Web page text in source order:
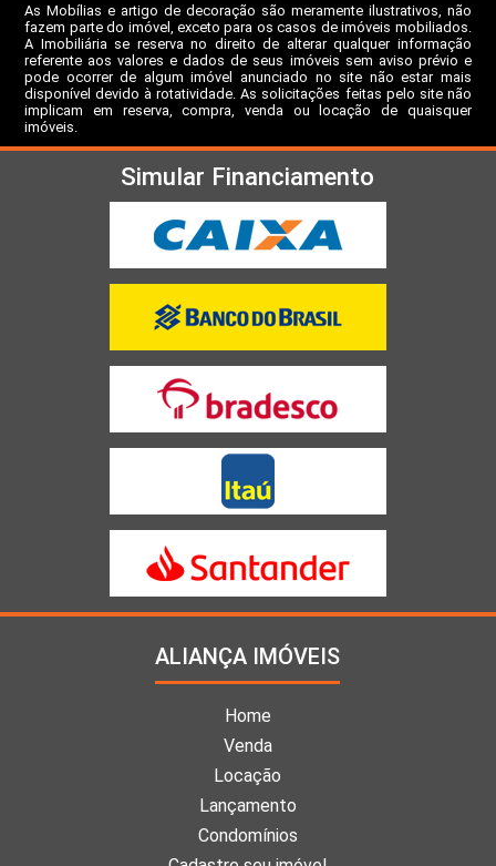
As Mobílias e artigo de decoração são meramente ilustrativos, não
fazem parte do imóvel, exceto para os casos de imóveis mobiliados.
A Imobiliária se reserva no direito de alterar qualquer informação
referente aos valores e dados de seus imóveis sem aviso prévio e
pode ocorrer de algum imóvel anunciado no site não estar mais
disponível devido à rotatividade. As solicitações feitas pelo site não
implicam em reserva, compra, venda ou locação de quaisquer
imóveis.
Simular Financiamento
ALIANÇA IMÓVEIS
Home
Venda
Locação
Lançamento
Condomínios